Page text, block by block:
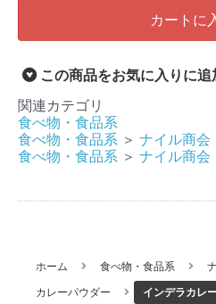
カートに
この商品をお気に入りに追
関連カテゴリ
食べ物・食品系
食べ物・食品系 ＞ ナイル商会
食べ物・食品系 ＞ ナイル商会
ホーム 食べ物・食品系
カレーパウダー インデラカレ